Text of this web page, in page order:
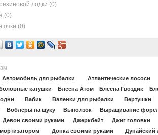
лодки (0)
(0)
очки (0)
Автомобиль для рыбалки
Атлантические лососи
катушки
Блесна Атом Блесна Гвоздик
Вабик Валенки для рыбалки
Вертушки
Воблеры на щуку Выползок
Выращивание
Девон своими руками Джеркбейт
Джиг головки
Донка своими руками
Дунайский